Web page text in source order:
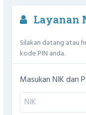
Layanan
Silakan datang atau
kode PIN anda.
Masukan NIK dan